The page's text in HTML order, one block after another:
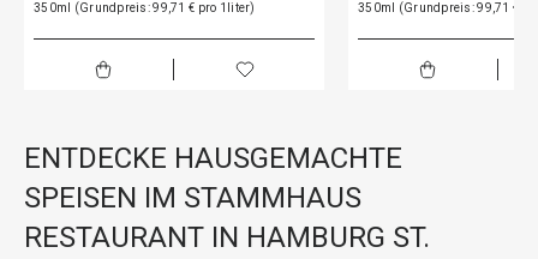
350ml (Grundpreis: 99,71 € pro 1liter) 350ml (Grundpreis: 99,71 €
ENTDECKE HAUSGEMACHTE
SPEISEN IM STAMMHAUS
RESTAURANT IN HAMBURG ST.